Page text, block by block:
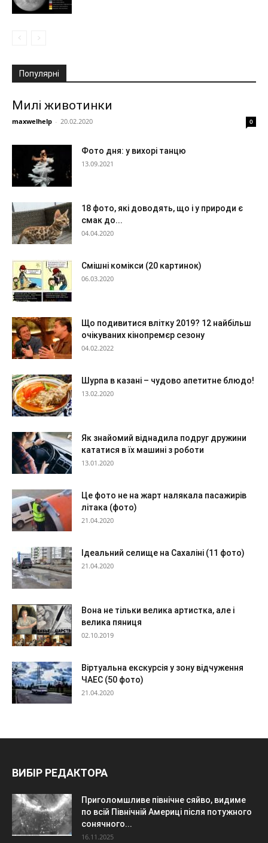
Популярні
Милі животинки
maxwelhelp - 20.02.2020 0
Фото дня: у вихорі танцю
13.09.2021
18 фото, які доводять, що і у природи є
смак до...
04.04.2020
Смішні комікси (20 картинок)
06.03.2020
Що подивитися влітку 2019? 12 найбільш
очікуваних кінопремєр сезону
04.02.2022
Шурпа в казані – чудово апетитне блюдо!
13.02.2020
Як знайомий віднадила подруг дружини
кататися в їх машині з роботи
13.01.2020
Це фото не на жарт налякала пасажирів
літака (фото)
21.04.2020
Ідеальний селище на Сахаліні (11 фото)
21.04.2020
Вона не тільки велика артистка, але і
велика пяниця
02.10.2019
Віртуальна екскурсія у зону відчуження
ЧАЕС (50 фото)
21.04.2020
ВИБІР РЕДАКТОРА
Приголомшливе північне сяйво, видиме
по всій Північній Америці після потужного
сонячного...
16.11.2025